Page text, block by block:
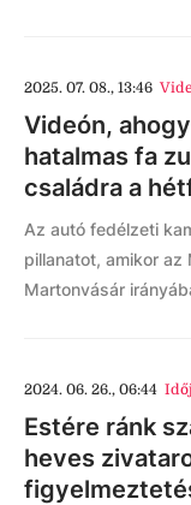
2025. 07. 08., 13:46
Videón,
hatalmas fa
családra a
Az autó fedélzeti
pillanatot, amikor
Martonvásár
2024. 06. 26., 06:44
Estére ránk
heves